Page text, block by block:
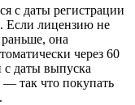
с даты регистрации
Если лицензию не
раньше, она
через 60
с даты выпуска
так что покупать